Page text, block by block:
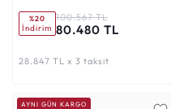
%20
İndirim
100.567 TL
80.480 TL
28.847 TL x 3 taksit
AYNI GÜN KARGO